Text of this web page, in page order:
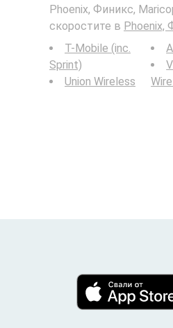
Phoenix, Финикс,
скоростите в Phoenix,
T-Mobile (inc.
Sprint)
Union Wireless